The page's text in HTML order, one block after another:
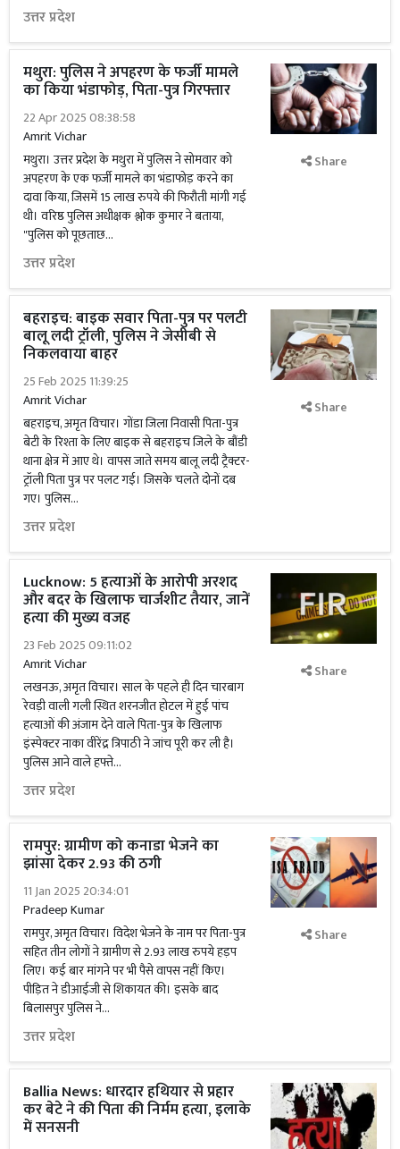
उत्तर प्रदेश
मथुरा: पुलिस ने अपहरण के फर्जी मामले
का किया भंडाफोड़, पिता-पुत्र गिरफ्तार
22 Apr 2025 08:38:58
Amrit Vichar
मथुरा। उत्तर प्रदेश के मथुरा में पुलिस ने सोमवार को
अपहरण के एक फर्जी मामले का भंडाफोड़ करने का
दावा किया, जिसमें 15 लाख रुपये की फिरौती मांगी गई
थी। वरिष्ठ पुलिस अधीक्षक श्लोक कुमार ने बताया,
"पुलिस को पूछताछ...
उत्तर प्रदेश
Share
बहराइच: बाइक सवार पिता-पुत्र पर पलटी
बालू लदी ट्रॉली, पुलिस ने जेसीबी से
निकलवाया बाहर
25 Feb 2025 11:39:25
Amrit Vichar
बहराइच, अमृत विचार। गोंडा जिला निवासी पिता-पुत्र
बेटी के रिश्ता के लिए बाइक से बहराइच जिले के बौंडी
थाना क्षेत्र में आए थे। वापस जाते समय बालू लदी ट्रैक्टर-
ट्रॉली पिता पुत्र पर पलट गई। जिसके चलते दोनों दब
गए। पुलिस...
उत्तर प्रदेश
Share
Lucknow: 5 हत्याओं के आरोपी अरशद
और बदर के खिलाफ चार्जशीट तैयार, जानें
हत्या की मुख्य वजह
23 Feb 2025 09:11:02
Amrit Vichar
लखनऊ, अमृत विचार। साल के पहले ही दिन चारबाग
रेवड़ी वाली गली स्थित शरनजीत होटल में हुई पांच
हत्याओं की अंजाम देने वाले पिता-पुत्र के खिलाफ
इंस्पेक्टर नाका वीरेंद्र त्रिपाठी ने जांच पूरी कर ली है।
पुलिस आने वाले हफ्ते...
उत्तर प्रदेश
Share
रामपुर: ग्रामीण को कनाडा भेजने का
झांसा देकर 2.93 की ठगी
11 Jan 2025 20:34:01
Pradeep Kumar
रामपुर, अमृत विचार। विदेश भेजने के नाम पर पिता-पुत्र
सहित तीन लोगों ने ग्रामीण से 2.93 लाख रुपये हड़प
लिए। कई बार मांगने पर भी पैसे वापस नहीं किए।
पीड़ित ने डीआईजी से शिकायत की। इसके बाद
बिलासपुर पुलिस ने...
उत्तर प्रदेश
Share
Ballia News: धारदार हथियार से प्रहार
कर बेटे ने की पिता की निर्मम हत्या, इलाके
में सनसनी